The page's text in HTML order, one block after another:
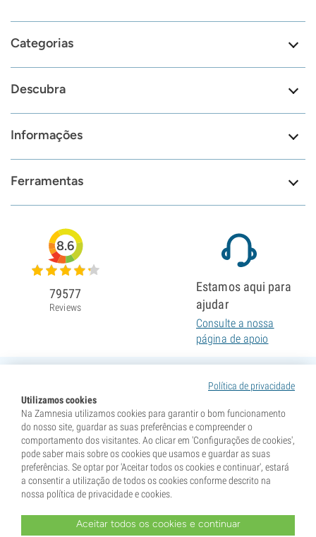
Categorias
Descubra
Informações
Ferramentas
Política de privacidade
Utilizamos cookies
Na Zamnesia utilizamos cookies para garantir o bom funcionamento
do nosso site, guardar as suas preferências e compreender o
comportamento dos visitantes. Ao clicar em 'Configurações de cookies',
pode saber mais sobre os cookies que usamos e guardar as suas
preferências. Se optar por 'Aceitar todos os cookies e continuar', estará
a consentir a utilização de todos os cookies conforme descrito na
nossa política de privacidade e cookies.
Aceitar todos os cookies e continuar
8.6
79577
Reviews
Estamos aqui para
ajudar
Consulte a nossa
página de apoio
* As sementes são vendidas como itens de colecionismo. A germinação das sementes é ilegal em